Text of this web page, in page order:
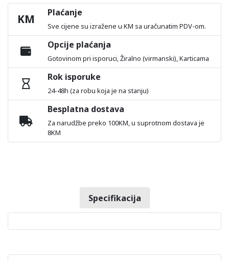
KM Plaćanje
Sve cijene su izražene u KM sa uračunatim PDV-om.
Opcije plaćanja
Gotovinom pri isporuci, Žiralno (virmanski), Karticama
Rok isporuke
24-48h (za robu koja je na stanju)
Besplatna dostava
Za narudžbe preko 100KM, u suprotnom dostava je
8KM
Specifikacija